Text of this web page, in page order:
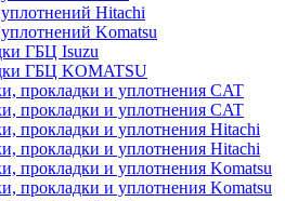
Hitachi
Komatsu
ГБЦ Isuzu
ГБЦ KOMATSU
прокладки и уплотнения CAT
прокладки и уплотнения CAT
прокладки и уплотнения Hitachi
прокладки и уплотнения Hitachi
прокладки и уплотнения Komatsu
прокладки и уплотнения Komatsu